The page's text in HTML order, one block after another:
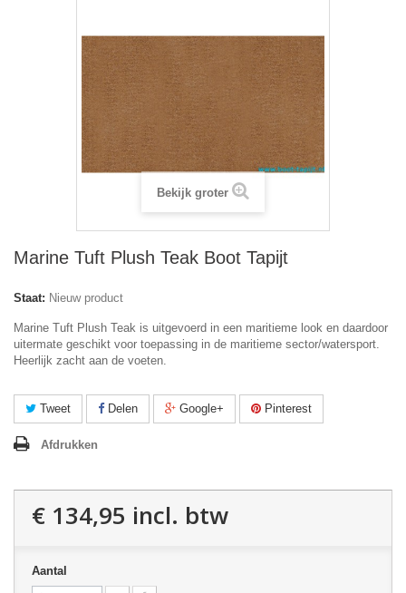
Bekijk groter
Marine Tuft Plush Teak Boot Tapijt
Staat: Nieuw product
Marine Tuft Plush Teak is uitgevoerd in een maritieme look en daardoor
uitermate geschikt voor toepassing in de maritieme sector/watersport.
Heerlijk zacht aan de voeten.
Tweet Delen Google+ Pinterest
Afdrukken
€ 134,95 incl. btw
Aantal